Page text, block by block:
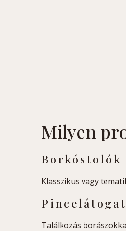
Milyen
Borkóstolók
Klasszikus vagy
Találkozás